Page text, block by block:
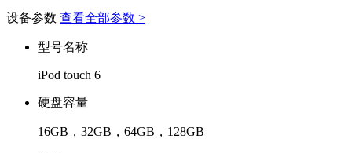
设备参数 查看全部参数 >
型号名称
iPod touch 6
硬盘容量
16GB，32GB，64GB，128GB